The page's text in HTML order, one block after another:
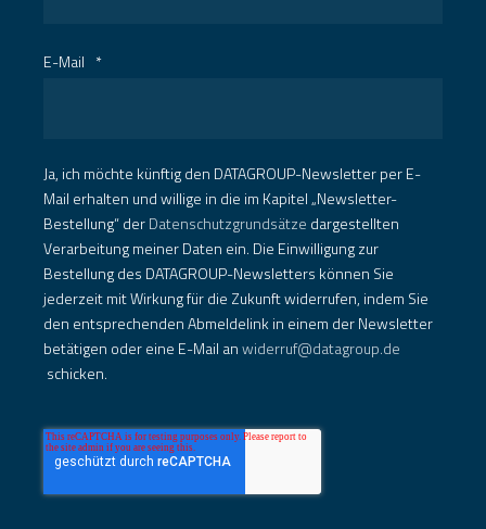
E-Mail *
Ja, ich möchte künftig den DATAGROUP-Newsletter per E-
Mail erhalten und willige in die im Kapitel „Newsletter-
Bestellung“ derDatenschutzgrundsätze dargestellten
Verarbeitung meiner Daten ein. Die Einwilligung zur
Bestellung des DATAGROUP-Newsletters können Sie
jederzeit mit Wirkung für die Zukunft widerrufen, indem Sie
den entsprechenden Abmeldelink in einem der Newsletter
betätigen oder eine E-Mail anwiderruf@datagroup.de
schicken.